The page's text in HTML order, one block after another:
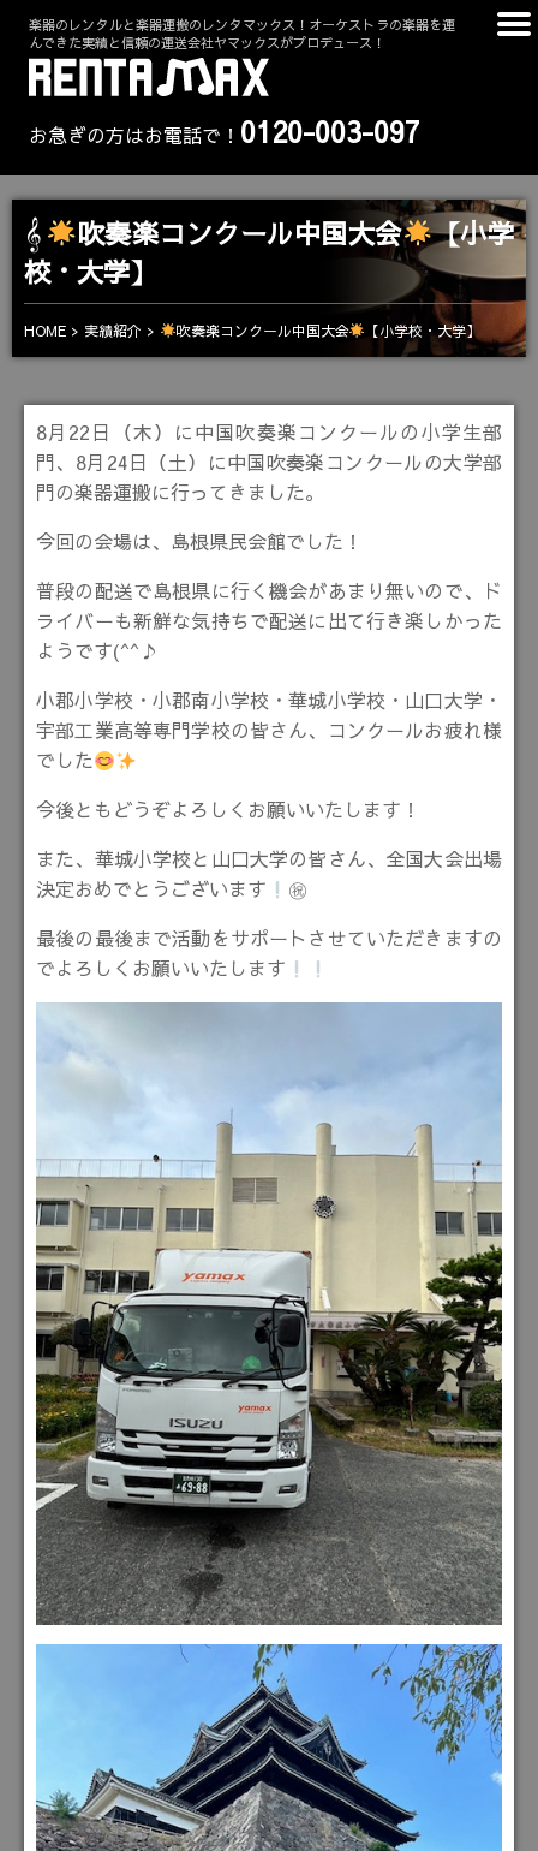
楽器のレンタルと楽器運搬のレンタマックス！オーケストラの楽器を運
んできた実績と信頼の運送会社ヤマックスがプロデュース！
お急ぎの方はお電話で！ 0120-003-097
吹奏楽コンクール中国大会
【小学
校・大学】
HOME 実績紹介 吹奏楽コンクール中国大会 【小学校・大学】
8月22日（木）に中国吹奏楽コンクールの小学生部
門、8月24日（土）に中国吹奏楽コンクールの大学部
門の楽器運搬に行ってきました。
今回の会場は、島根県民会館でした！
普段の配送で島根県に行く機会があまり無いので、ド
ライバーも新鮮な気持ちで配送に出て行き楽しかった
ようです(^^♪
小郡小学校・小郡南小学校・華城小学校・山口大学・
宇部工業高等専門学校の皆さん、コンクールお疲れ様
でした
今後ともどうぞよろしくお願いいたします！
また、華城小学校と山口大学の皆さん、全国大会出場
決定おめでとうございます
㊗
最後の最後まで活動をサポートさせていただきますの
でよろしくお願いいたします